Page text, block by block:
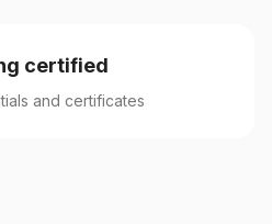
certified
and certificates